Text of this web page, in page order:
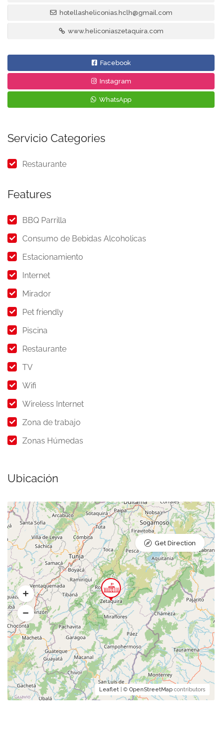
hotellasheliconias.hclh@gmail.com
www.heliconiaszetaquira.com
Facebook
Instagram
WhatsApp
Servicio Categories
Restaurante
Features
BBQ Parrilla
Consumo de Bebidas Alcoholicas
Estacionamiento
Internet
Mirador
Pet friendly
Piscina
Restaurante
TV
Wifi
Wireless Internet
Zona de trabajo
Zonas Húmedas
Ubicación
Leaflet | © OpenStreetMap contributors
Get Direction